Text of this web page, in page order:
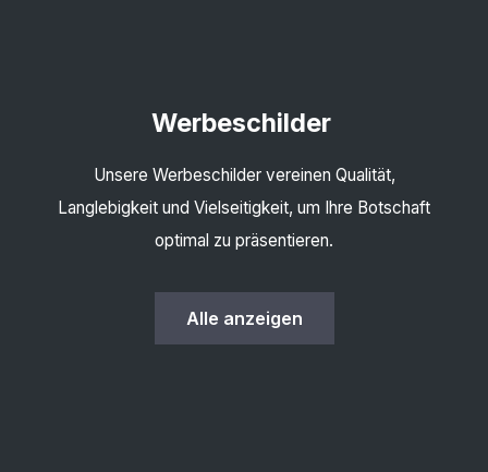
Werbeschilder
Unsere Werbeschilder vereinen Qualität,
Langlebigkeit und Vielseitigkeit, um Ihre Botschaft
optimal zu präsentieren.
Alle anzeigen